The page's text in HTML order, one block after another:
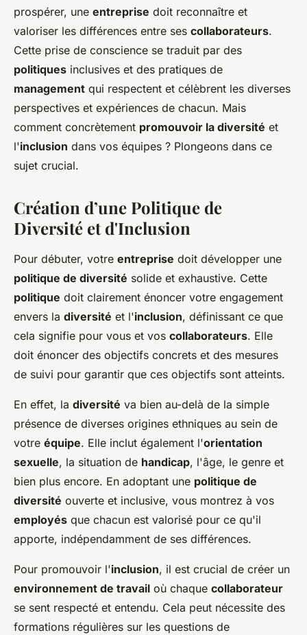
prospérer, une entreprise doit reconnaître et
valoriser les différences entre ses collaborateurs.
Cette prise de conscience se traduit par des
politiques inclusives et des pratiques de
management qui respectent et célèbrent les diverses
perspectives et expériences de chacun. Mais
comment concrètement promouvoir la diversité et
l'inclusion dans vos équipes ? Plongeons dans ce
sujet crucial.
Création d’une Politique de
Diversité et d'Inclusion
Pour débuter, votre entreprise doit développer une
politique de diversité solide et exhaustive. Cette
politique doit clairement énoncer votre engagement
envers la diversité et l'inclusion, définissant ce que
cela signifie pour vous et vos collaborateurs. Elle
doit énoncer des objectifs concrets et des mesures
de suivi pour garantir que ces objectifs sont atteints.
En effet, la diversité va bien au-delà de la simple
présence de diverses origines ethniques au sein de
votre équipe. Elle inclut également l'orientation
sexuelle, la situation de handicap, l'âge, le genre et
bien plus encore. En adoptant une politique de
diversité ouverte et inclusive, vous montrez à vos
employés que chacun est valorisé pour ce qu'il
apporte, indépendamment de ses différences.
Pour promouvoir l'inclusion, il est crucial de créer un
environnement de travail où chaque collaborateur
se sent respecté et entendu. Cela peut nécessite des
formations régulières sur les questions de